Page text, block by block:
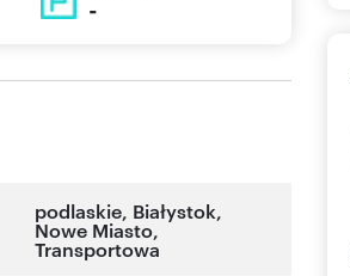
-
podlaskie, Białystok,
Nowe Miasto,
Transportowa